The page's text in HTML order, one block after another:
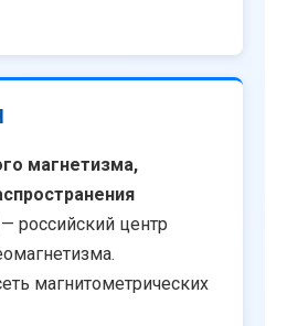
магнетизма,
— российский центр
магнитометрических